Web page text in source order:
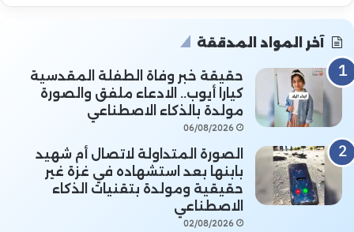
آخر المواد المدققة
حقيقة خبر وفاة الطفلة المقدسية
كيارا أيوب.. الادعاء ملفق والصورة
مولدة بالذكاء الاصطناعي
06/08/2026
الصورة المتداولة لاتصال أم شهيد
بابنها بعد استشهاده في غزة غير
حقيقية ومولدة بتقنيات الذكاء
الاصطناعي
02/08/2026